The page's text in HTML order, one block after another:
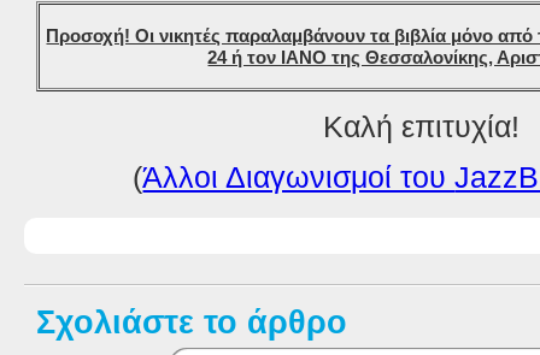
Προσοχή! Οι νικητές παραλαμβάνουν τα βιβλία μόνο
24 ή τον ΙΑΝΟ της Θεσσαλονίκης,
Καλή επιτυχία!
(Άλλοι Διαγωνισμοί του
Σχολιάστε το άρθρο